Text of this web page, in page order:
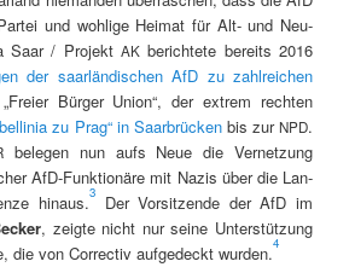
und wohlige Heimat für Alt- und Neu-
Saar / Pro­jektAK berichtete bere­its 2016
der saar­ländis­chen AfD zu zahlre­ichen
Bürg­er Union“, der extrem recht­en
zu Prag“ in Saar­brück­en bis zurNPD.
bele­gen nun aufs Neue die Ver­net­zung
AfD-Funk­tionäre mit Nazis über die Lan­
hin­aus.3
Der Vor­sitzende der AfD im
, zeigte nicht nur seine Unter­stützung
die von Cor­rec­tiv aufgedeckt wur­den.4